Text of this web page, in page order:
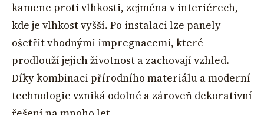
kamene proti vlhkosti, zejména v interiérech,
kde je vlhkost vyšší. Po instalaci lze panely
ošetřit vhodnými impregnacemi, které
prodlouží jejich životnost a zachovají vzhled.
Díky kombinaci přírodního materiálu a moderní
technologie vzniká odolné a zároveň dekorativní